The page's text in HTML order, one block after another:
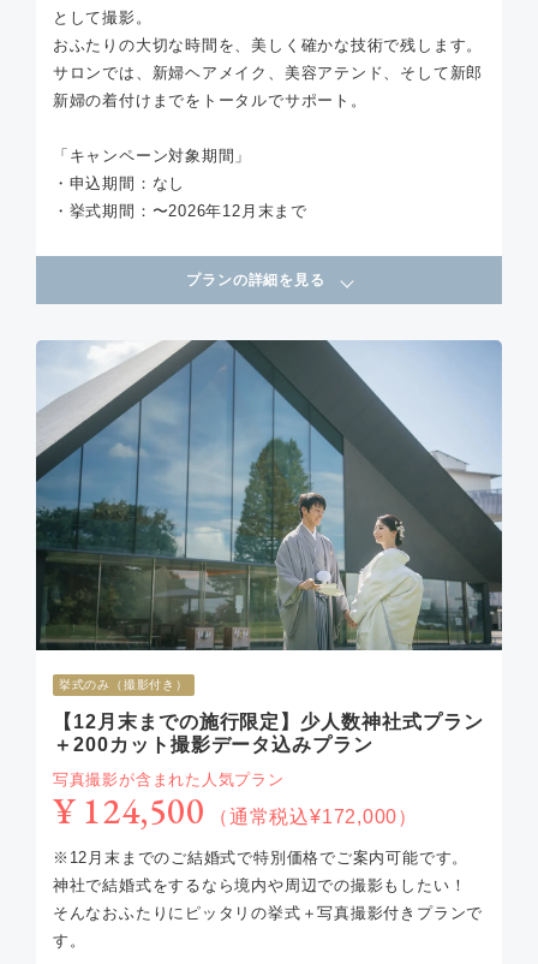
として撮影。
おふたりの大切な時間を、美しく確かな技術で残します。
サロンでは、新婦ヘアメイク、美容アテンド、そして新郎
新婦の着付けまでをトータルでサポート。
「キャンペーン対象期間」
・申込期間：なし
・挙式期間：〜2026年12月末まで
プランの詳細を見る
挙式のみ（撮影付き）
【12月末までの施行限定】少人数神社式プラン
＋200カット撮影データ込みプラン
写真撮影が含まれた人気プラン
¥ 124,500 （通常税込¥172,000）
※12月末までのご結婚式で特別価格でご案内可能です。
神社で結婚式をするなら境内や周辺での撮影もしたい！
そんなおふたりにピッタリの挙式＋写真撮影付きプランで
す。